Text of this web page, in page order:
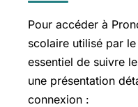
Pour accéder à
scolaire utilisé par
essentiel de suivre
une présentation
connexion :